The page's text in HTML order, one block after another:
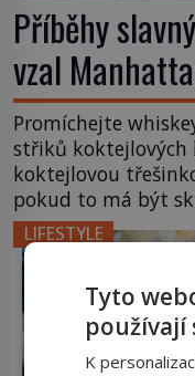
Příběhy
vzal
Promíchejte
střiků koktejlových
koktejlovou
pokud to má být
místo klasické
bourbonu
stane? Inu, koktejl
nebude
LIFESTYLE
Tyto
používají
K